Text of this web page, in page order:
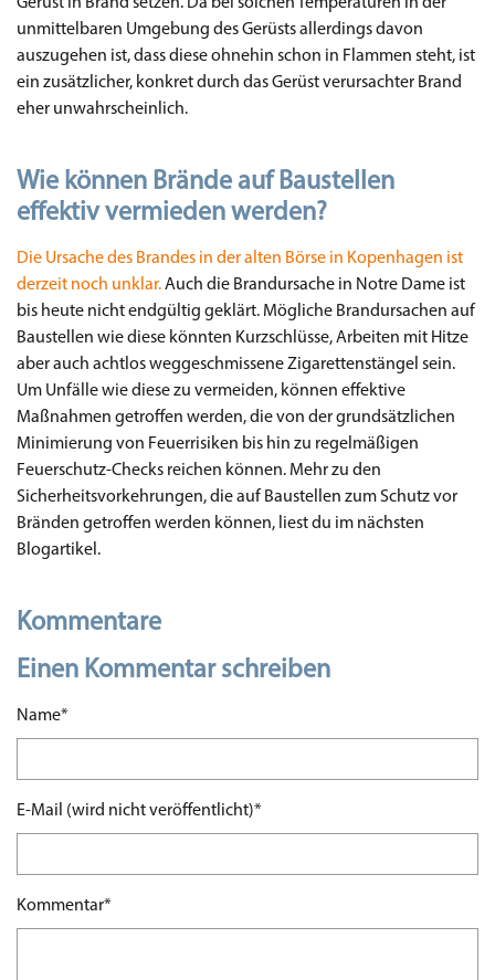
unmittelbaren Umgebung des Gerüsts allerdings davon
auszugehen ist, dass diese ohnehin schon in Flammen steht, ist
ein zusätzlicher, konkret durch das Gerüst verursachter Brand
eher unwahrscheinlich.
Wie können Brände auf Baustellen
effektiv vermieden werden?
Die Ursache des Brandes in der alten Börse in Kopenhagen ist
derzeit noch unklar.Auch die Brandursache in Notre Dame ist
bis heute nicht endgültig geklärt. Mögliche Brandursachen auf
Baustellen wie diese könnten Kurzschlüsse, Arbeiten mit Hitze
aber auch achtlos weggeschmissene Zigarettenstängel sein.
Um Unfälle wie diese zu vermeiden, können effektive
Maßnahmen getroffen werden, die von der grundsätzlichen
Minimierung von Feuerrisiken bis hin zu regelmäßigen
Feuerschutz-Checks reichen können. Mehr zu den
Sicherheitsvorkehrungen, die auf Baustellen zum Schutz vor
Bränden getroffen werden können, liest du im nächsten
Blogartikel.
Kommentare
Einen Kommentar schreiben
Pflichtfeld
Name*
Pflichtfeld
E-Mail (wird nicht veröffentlicht)*
Pflichtfeld
Kommentar*